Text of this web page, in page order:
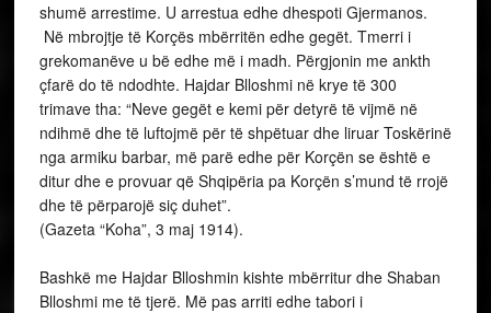
shumë arrestime. U arrestua edhe dhespoti Gjermanos.
Në mbrojtje të Korçës mbërritën edhe gegët. Tmerri i
grekomanëve u bë edhe më i madh. Përgjonin me ankth
çfarë do të ndodhte. Hajdar Blloshmi në krye të 300
trimave tha: “Neve gegët e kemi për detyrë të vijmë në
ndihmë dhe të luftojmë për të shpëtuar dhe liruar Toskërinë
nga armiku barbar, më parë edhe për Korçën se është e
ditur dhe e provuar që Shqipëria pa Korçën s’mund të rrojë
dhe të përparojë siç duhet”.
(Gazeta “Koha”, 3 maj 1914).
Bashkë me Hajdar Blloshmin kishte mbërritur dhe Shaban
Blloshmi me të tjerë. Më pas arriti edhe tabori i